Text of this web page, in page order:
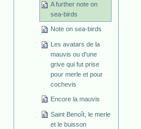
A further note on
sea-birds
Note on sea-birds
Les avatars de la
mauvis ou d'une
grive qui fut prise
pour merle et pour
cochevis
Encore la mauvis
Saint Benoît, le merle
et le buisson